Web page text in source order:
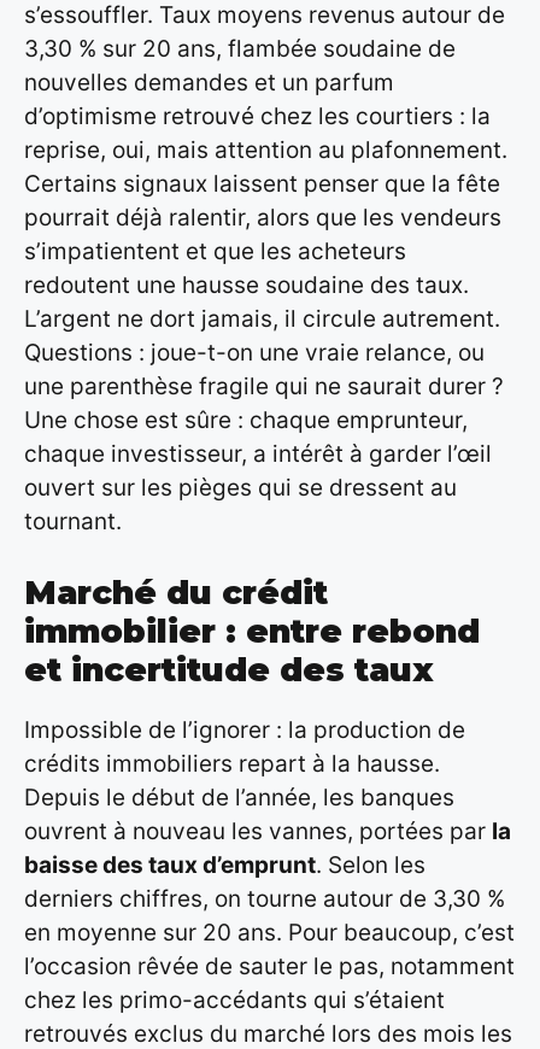
s’essouffler. Taux moyens revenus autour de
3,30 % sur 20 ans, flambée soudaine de
nouvelles demandes et un parfum
d’optimisme retrouvé chez les courtiers : la
reprise, oui, mais attention au plafonnement.
Certains signaux laissent penser que la fête
pourrait déjà ralentir, alors que les vendeurs
s’impatientent et que les acheteurs
redoutent une hausse soudaine des taux.
L’argent ne dort jamais, il circule autrement.
Questions : joue-t-on une vraie relance, ou
une parenthèse fragile qui ne saurait durer ?
Une chose est sûre : chaque emprunteur,
chaque investisseur, a intérêt à garder l’œil
ouvert sur les pièges qui se dressent au
tournant.
Marché du crédit
immobilier : entre rebond
et incertitude des taux
Impossible de l’ignorer : la production de
crédits immobiliers repart à la hausse.
Depuis le début de l’année, les banques
ouvrent à nouveau les vannes, portées par la
baisse des taux d’emprunt. Selon les
derniers chiffres, on tourne autour de 3,30 %
en moyenne sur 20 ans. Pour beaucoup, c’est
l’occasion rêvée de sauter le pas, notamment
chez les primo-accédants qui s’étaient
retrouvés exclus du marché lors des mois les